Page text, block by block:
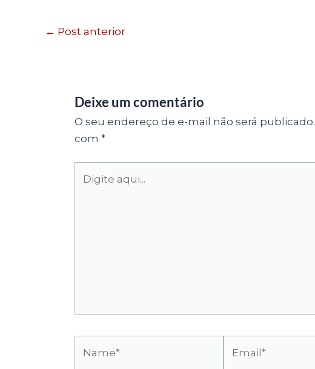
← Post anterior
Deixe um comentário
O seu endereço de e-mail não será publicado.
com *
aqui...